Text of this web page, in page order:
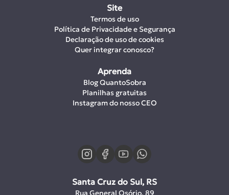
Site
Termos de uso
Política de Privacidade e Segurança
Declaração de uso de cookies
Quer integrar conosco?
Aprenda
Blog QuantoSobra
Planilhas gratuitas
Instagram do nosso CEO
Santa Cruz do Sul, RS
Rua General Osório, 89